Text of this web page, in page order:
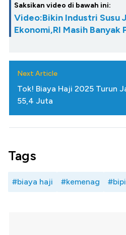
Saksikan video di bawah ini:
Video:Bikin Industri Susu
Ekonomi,RI Masih Banyak
Next Article
Tok! Biaya Haji 2025 Turun
55,4 Juta
Tags
#biaya haji #kemenag